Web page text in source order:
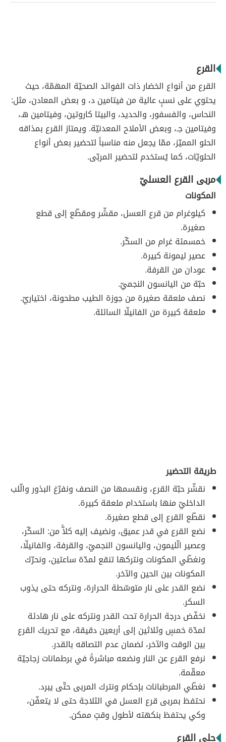
القرع
القرع من أنواع الخضار ذات الفوائد الصحيّة المهمّة، حيث
يحتوي على نسبٍ عالية من فيتامين د، و بعض المعادن، مثل:
النحاس، والفسفور، والحديد، والبيتا كاروتين، وفيتامين هـ،
وفيتامين جـ، وبعض الأملاح المعدنيّة. ويمتاز القرع بمذاقه
الحلو المميّز، ممّا يجعل منه مناسباً لتحضير بعض أنواع
الحلويّات، كما يُستخدم لتحضير المربّى.
مربى القرع العسليّ
المكونات
كيلوغرام من قرع العسل، مقشّر ومقطّع إلى قطع
صغيرة.
خمسمئة غرام من السكّر.
عصير ليمونة كبيرة.
عودان من القرفة.
حبّة من اليانسون النجميّ.
نصف ملعقة صغيرة من جوزة الطيب مطحونة، اختياريّ.
ملعقة كبيرة من الفانيلّا السائلة.
طريقة التحضير
نقشّر حبّة القرع، ونقسمها من النصف ونفرّغ البذور والّلب
الداخليّ منها باستخدام ملعقة كبيرة.
نقطّع القرع إلى قطع صغيرة.
نضع القرع في قدر عميق، ونضيف إليه كلاًّ من: السكّر،
وعصير الّليمون، واليانسون النجميّ، والقرفة، والفانيلّا،
ونغطّي المكونات ونتركها تنقع لمدّة ساعتين، ونحرّك
المكونات بين الحين والآخر.
نضع القدر على نار متوسّطة الحرارة، ونتركه حتى يذوب
السكر.
نخفّض درجة الحرارة تحت القدر ونتركه على نار هادئة
لمدّة خمسٍ وثلاثين إلى أربعين دقيقة، مع تحريك القرع
بين الوقت والآخر، لضمان عدم التصاقه بالقدر.
نرفع القرع عن النار ونضعه مباشرةً في برطمانات زجاجيّة
معقّمة.
نغطّي المرطبانات بإحكام ونترك المربى حتّى يبرد.
نحتفظ بمربى قرع العسل في الثلاجة حتى لا يتعفّن،
وكي يحتفظ بنكهته لأطول وقتٍ ممكن.
حلى القرع